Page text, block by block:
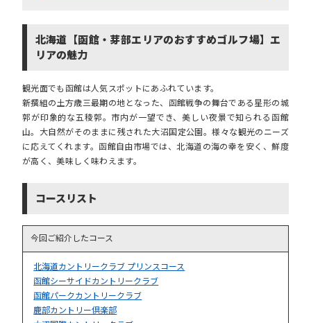
北海道【函館・芽部エリアのおすすめゴルフ場】エ
リアの魅力
観光面でも函館は人気スポットにあふれています。
新撰組の土方歳三最期の地となった、函館戦争の舞台である星形の城
郭が印象的な五稜郭。市内が一望でき、美しい夜景で知られる函館
山。大自然がそのままに残された大沼国定公園。様々な観光のニーズ
に応えてくれます。函館自由市場では、北海道の海の幸を安く、鮮度
が高く、美味しく味わえます。
コースリスト
今回ご紹介したコース
北海道カントリークラブ プリンスコース
函館シーサイドカントリークラブ
函館パークカントリークラブ
鹿部カントリー倶楽部